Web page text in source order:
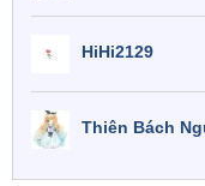
HiHi2129
Thiên Bách